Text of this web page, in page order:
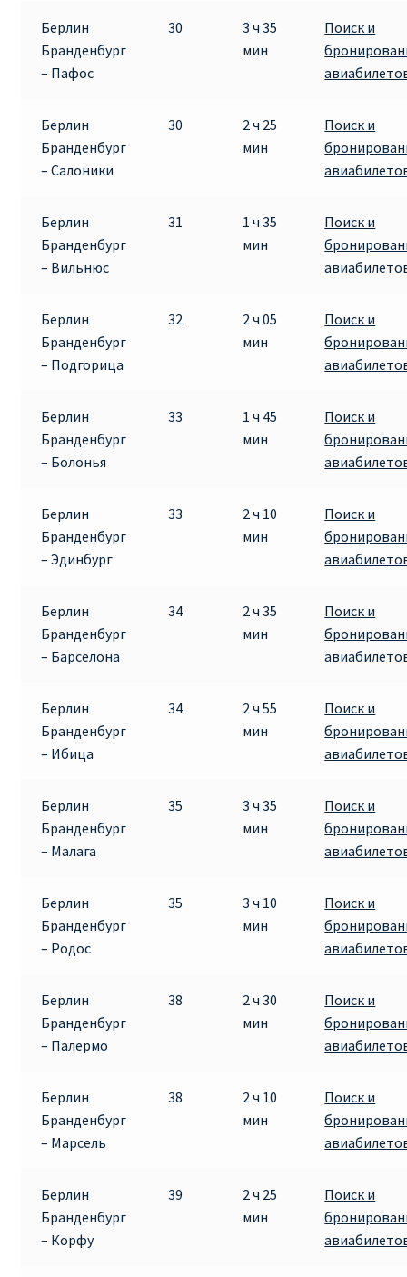
Берлин
Бранденбург
– Пафос
30
3 ч 35
мин
Поиск и
Берлин
Бранденбург
– Салоники
30
2 ч 25
мин
Поиск и
Берлин
Бранденбург
– Вильнюс
31
1 ч 35
мин
Поиск и
Берлин
Бранденбург
– Подгорица
32
2 ч 05
мин
Поиск и
Берлин
Бранденбург
– Болонья
33
1 ч 45
мин
Поиск и
Берлин
Бранденбург
– Эдинбург
33
2 ч 10
мин
Поиск и
Берлин
Бранденбург
– Барселона
34
2 ч 35
мин
Поиск и
Берлин
Бранденбург
– Ибица
34
2 ч 55
мин
Поиск и
Берлин
Бранденбург
– Малага
35
3 ч 35
мин
Поиск и
Берлин
Бранденбург
– Родос
35
3 ч 10
мин
Поиск и
Берлин
Бранденбург
– Палермо
38
2 ч 30
мин
Поиск и
Берлин
Бранденбург
– Марсель
38
2 ч 10
мин
Поиск и
Берлин
Бранденбург
– Корфу
39
2 ч 25
мин
Поиск и